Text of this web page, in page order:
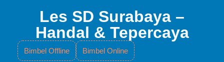
Les SD Surabaya –
Handal & Tepercaya
Bimbel Offline Bimbel Online